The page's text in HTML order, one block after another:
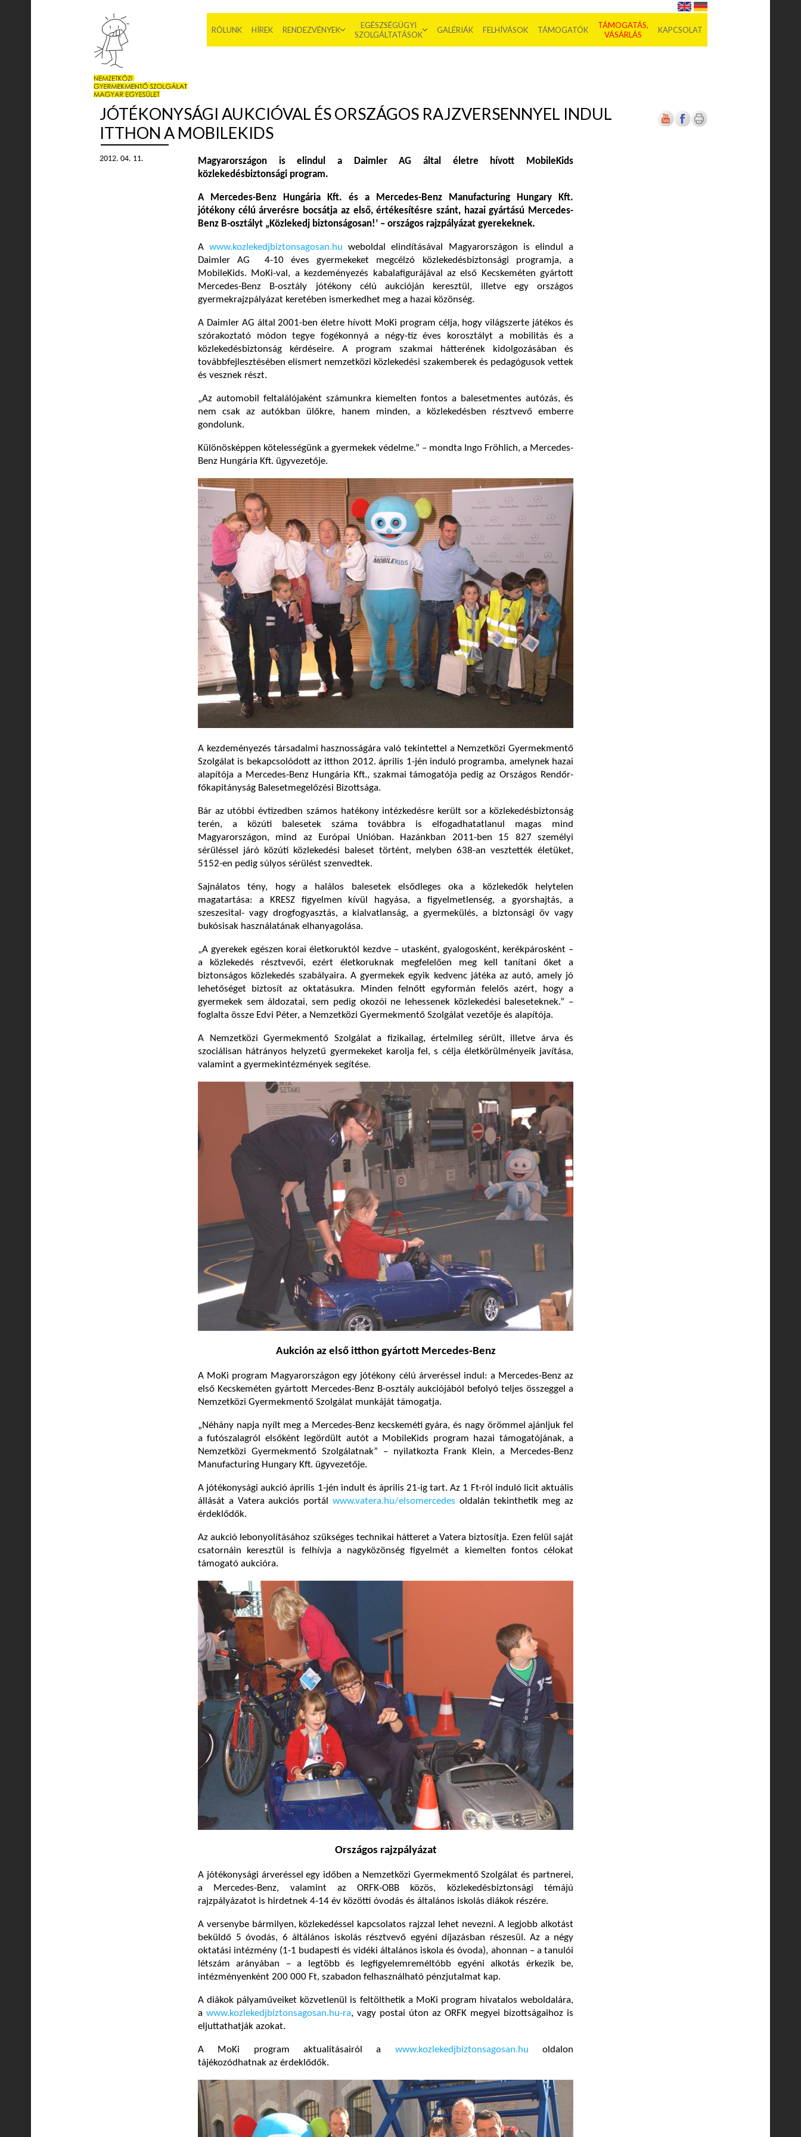
RÓLUNK HÍREK RENDEZVÉNYEK
EGÉSZSÉGÜGYI
SZOLGÁLTATÁSOK
GALÉRIÁK FELHÍVÁSOK TÁMOGATÓK
TÁMOGATÁS,
VÁSÁRLÁS
KAPCSOLAT
JÓTÉKONYSÁGI AUKCIÓVAL ÉS ORSZÁGOS RAJZVERSENNYEL INDUL
ITTHON A MOBILEKIDS
2012. 04. 11.
Magyarországon is elindul a Daimler AG által életre hívott MobileKids
közlekedésbiztonsági program.
A Mercedes-Benz Hungária Kft. és a Mercedes-Benz Manufacturing Hungary Kft.
jótékony célú árverésre bocsátja az első, értékesítésre szánt, hazai gyártású Mercedes-
Benz B-osztályt „Közlekedj biztonságosan!’ – országos rajzpályázat gyerekeknek.
Awww.kozlekedjbiztonsagosan.hu weboldal elindításával Magyarországon is elindul a
Daimler AG 4-10 éves gyermekeket megcélzó közlekedésbiztonsági programja, a
MobileKids. MoKi-val, a kezdeményezés kabalafigurájával az első Kecskeméten gyártott
Mercedes-Benz B-osztály jótékony célú aukcióján keresztül, illetve egy országos
gyermekrajzpályázat keretében ismerkedhet meg a hazai közönség.
A Daimler AG által 2001-ben életre hívott MoKi program célja, hogy világszerte játékos és
szórakoztató módon tegye fogékonnyá a négy-tíz éves korosztályt a mobilitás és a
közlekedésbiztonság kérdéseire. A program szakmai hátterének kidolgozásában és
továbbfejlesztésében elismert nemzetközi közlekedési szakemberek és pedagógusok vettek
és vesznek részt.
„Az automobil feltalálójaként számunkra kiemelten fontos a balesetmentes autózás, és
nem csak az autókban ülőkre, hanem minden, a közlekedésben résztvevő emberre
gondolunk.
Különösképpen kötelességünk a gyermekek védelme.” – mondta Ingo Fröhlich, a Mercedes-
Benz Hungária Kft. ügyvezetője.
A kezdeményezés társadalmi hasznosságára való tekintettel a Nemzetközi Gyermekmentő
Szolgálat is bekapcsolódott az itthon 2012. április 1-jén induló programba, amelynek hazai
alapítója a Mercedes-Benz Hungária Kft., szakmai támogatója pedig az Országos Rendőr-
főkapitányság Balesetmegelőzési Bizottsága.
Bár az utóbbi évtizedben számos hatékony intézkedésre került sor a közlekedésbiztonság
terén, a közúti balesetek száma továbbra is elfogadhatatlanul magas mind
Magyarországon, mind az Európai Unióban. Hazánkban 2011-ben 15 827 személyi
sérüléssel járó közúti közlekedési baleset történt, melyben 638-an vesztették életüket,
5152-en pedig súlyos sérülést szenvedtek.
Sajnálatos tény, hogy a halálos balesetek elsődleges oka a közlekedők helytelen
magatartása: a KRESZ figyelmen kívül hagyása, a figyelmetlenség, a gyorshajtás, a
szeszesital- vagy drogfogyasztás, a kialvatlanság, a gyermekülés, a biztonsági öv vagy
bukósisak használatának elhanyagolása.
„A gyerekek egészen korai életkoruktól kezdve – utasként, gyalogosként, kerékpárosként –
a közlekedés résztvevői, ezért életkoruknak megfelelően meg kell tanítani őket a
biztonságos közlekedés szabályaira. A gyermekek egyik kedvenc játéka az autó, amely jó
lehetőséget biztosít az oktatásukra. Minden felnőtt egyformán felelős azért, hogy a
gyermekek sem áldozatai, sem pedig okozói ne lehessenek közlekedési baleseteknek.” –
foglalta össze Edvi Péter, a Nemzetközi Gyermekmentő Szolgálat vezetője és alapítója.
A Nemzetközi Gyermekmentő Szolgálat a fizikailag, értelmileg sérült, illetve árva és
szociálisan hátrányos helyzetű gyermekeket karolja fel, s célja életkörülményeik javítása,
valamint a gyermekintézmények segítése.
Aukción az első itthon gyártott Mercedes-Benz
A MoKi program Magyarországon egy jótékony célú árveréssel indul: a Mercedes-Benz az
első Kecskeméten gyártott Mercedes-Benz B-osztály aukciójából befolyó teljes összeggel a
Nemzetközi Gyermekmentő Szolgálat munkáját támogatja.
„Néhány napja nyílt meg a Mercedes-Benz kecskeméti gyára, és nagy örömmel ajánljuk fel
a futószalagról elsőként legördült autót a MobileKids program hazai támogatójának, a
Nemzetközi Gyermekmentő Szolgálatnak” – nyilatkozta Frank Klein, a Mercedes-Benz
Manufacturing Hungary Kft. ügyvezetője.
A jótékonysági aukció április 1-jén indult és április 21-ig tart. Az 1 Ft-ról induló licit aktuális
állását a Vatera aukciós portál www.vatera.hu/elsomercedes oldalán tekinthetik meg az
érdeklődők.
Az aukció lebonyolításához szükséges technikai hátteret a Vatera biztosítja. Ezen felül saját
csatornáin keresztül is felhívja a nagyközönség figyelmét a kiemelten fontos célokat
támogató aukcióra.
Országos rajzpályázat
A jótékonysági árveréssel egy időben a Nemzetközi Gyermekmentő Szolgálat és partnerei,
a Mercedes-Benz, valamint az ORFK-OBB közös, közlekedésbiztonsági témájú
rajzpályázatot is hirdetnek 4-14 év közötti óvodás és általános iskolás diákok részére.
A versenybe bármilyen, közlekedéssel kapcsolatos rajzzal lehet nevezni. A legjobb alkotást
beküldő 5 óvodás, 6 áltálános iskolás résztvevő egyéni díjazásban részesül. Az a négy
oktatási intézmény (1-1 budapesti és vidéki általános iskola és óvoda), ahonnan – a tanulói
létszám arányában – a legtöbb és legfigyelemreméltóbb egyéni alkotás érkezik be,
intézményenként 200 000 Ft, szabadon felhasználható pénzjutalmat kap.
A diákok pályaműveiket közvetlenül is feltölthetik a MoKi program hivatalos weboldalára,
a www.kozlekedjbiztonsagosan.hu-ra, vagy postai úton az ORFK megyei bizottságaihoz is
eljuttathatják azokat.
A MoKi program aktualitásairól a www.kozlekedjbiztonsagosan.hu oldalon
tájékozódhatnak az érdeklődők.